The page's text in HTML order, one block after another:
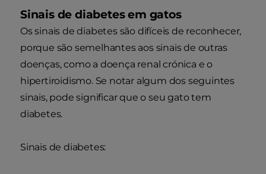
Sinais de diabetes em gatos
Os sinais de diabetes são difíceis de reconhecer,
porque são semelhantes aos sinais de outras
doenças, como a doença renal crónica e o
hipertiroidismo. Se notar algum dos seguintes
sinais, pode significar que o seu gato tem
diabetes.
Sinais de diabetes: